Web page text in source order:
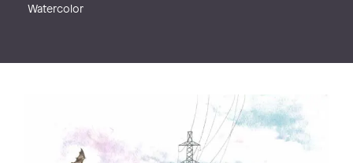
Watercolor